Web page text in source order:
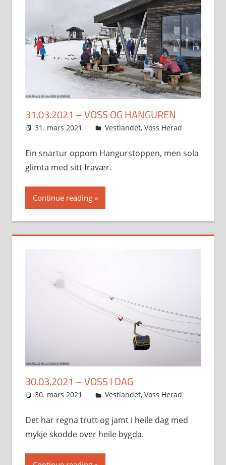
31.03.2021 – VOSS OG HANGUREN
31. mars 2021 Svein
Vestlandet, Voss Herad
Ein snartur oppom Hangurstoppen, men sola
glimta med sitt fravær.
Continue reading
30.03.2021 – VOSS I DAG
30. mars 2021 Svein
Vestlandet, Voss Herad
Det har regna trutt og jamt i heile dag med
mykje skodde over heile bygda.